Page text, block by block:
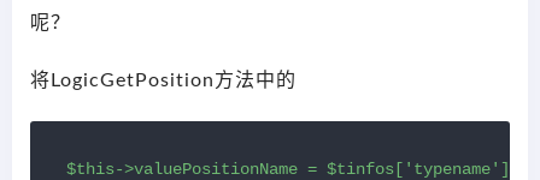
呢？
将LogicGetPosition方法中的
$this->valuePositionName =